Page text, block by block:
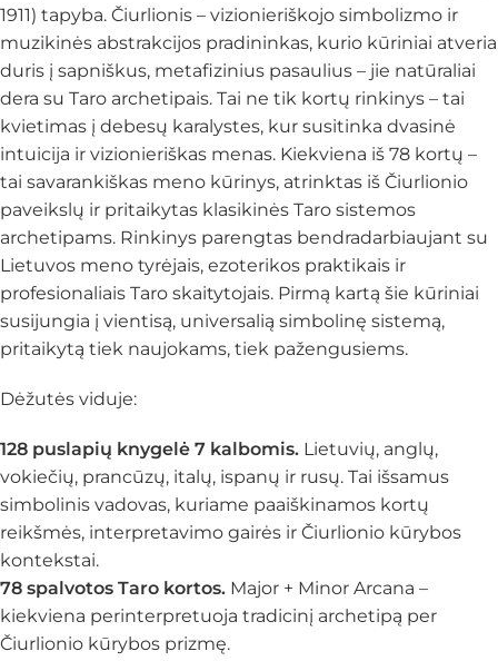
1911) tapyba. Čiurlionis – vizionieriškojo simbolizmo ir
muzikinės abstrakcijos pradininkas, kurio kūriniai atveria
duris į sapniškus, metafizinius pasaulius – jie natūraliai
dera su Taro archetipais. Tai ne tik kortų rinkinys – tai
kvietimas į debesų karalystes, kur susitinka dvasinė
intuicija ir vizionieriškas menas. Kiekviena iš 78 kortų –
tai savarankiškas meno kūrinys, atrinktas iš Čiurlionio
paveikslų ir pritaikytas klasikinės Taro sistemos
archetipams. Rinkinys parengtas bendradarbiaujant su
Lietuvos meno tyrėjais, ezoterikos praktikais ir
profesionaliais Taro skaitytojais. Pirmą kartą šie kūriniai
susijungia į vientisą, universalią simbolinę sistemą,
pritaikytą tiek naujokams, tiek pažengusiems.
Dėžutės viduje:
128 puslapių knygelė 7 kalbomis. Lietuvių, anglų,
vokiečių, prancūzų, italų, ispanų ir rusų. Tai išsamus
simbolinis vadovas, kuriame paaiškinamos kortų
reikšmės, interpretavimo gairės ir Čiurlionio kūrybos
kontekstai.
78 spalvotos Taro kortos. Major + Minor Arcana –
kiekviena perinterpretuoja tradicinį archetipą per
Čiurlionio kūrybos prizmę.